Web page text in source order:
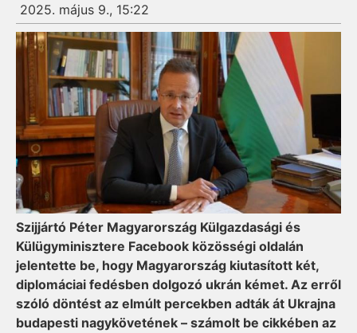
2025. május 9., 15:22
Szijjártó Péter Magyarország Külgazdasági és
Külügyminisztere Facebook közösségi oldalán
jelentette be, hogy Magyarország kiutasított két,
diplomáciai fedésben dolgozó ukrán kémet. Az erről
szóló döntést az elmúlt percekben adták át Ukrajna
budapesti nagykövetének – számolt be cikkében az